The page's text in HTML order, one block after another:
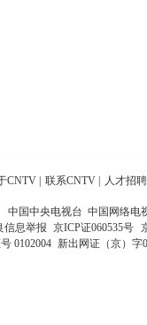
CNTV 联系CNTV 人才招聘
中国中央电视台 中国网络电
信息举报 京ICP证060535号
0102004 新出网证（京）